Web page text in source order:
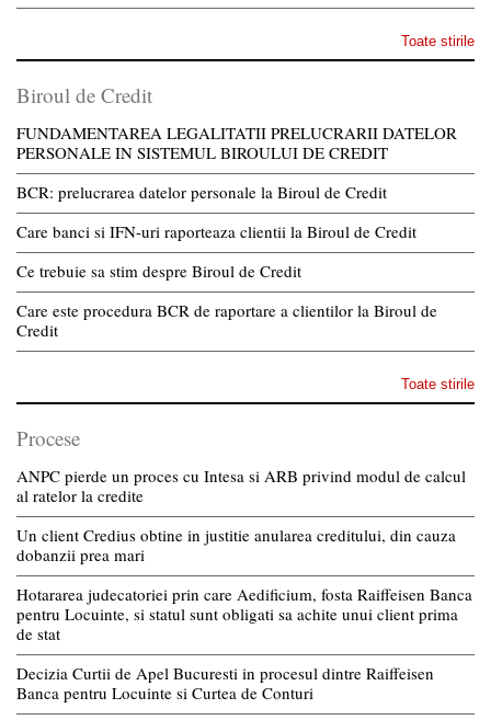
Toate stirile
Biroul de Credit
FUNDAMENTAREA LEGALITATII PRELUCRARII DATELOR
PERSONALE IN SISTEMUL BIROULUI DE CREDIT
BCR: prelucrarea datelor personale la Biroul de Credit
Care banci si IFN-uri raporteaza clientii la Biroul de Credit
Ce trebuie sa stim despre Biroul de Credit
Care este procedura BCR de raportare a clientilor la Biroul de
Credit
Toate stirile
Procese
ANPC pierde un proces cu Intesa si ARB privind modul de calcul
al ratelor la credite
Un client Credius obtine in justitie anularea creditului, din cauza
dobanzii prea mari
Hotararea judecatoriei prin care Aedificium, fosta Raiffeisen Banca
pentru Locuinte, si statul sunt obligati sa achite unui client prima
de stat
Decizia Curtii de Apel Bucuresti in procesul dintre Raiffeisen
Banca pentru Locuinte si Curtea de Conturi